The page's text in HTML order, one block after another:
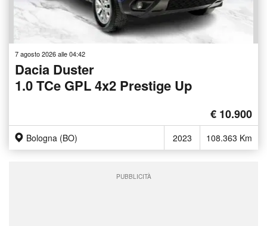
7 agosto 2026 alle 04:42
Dacia Duster
1.0 TCe GPL 4x2 Prestige Up
€ 10.900
Bologna (BO) 2023 108.363 Km
PUBBLICITÀ